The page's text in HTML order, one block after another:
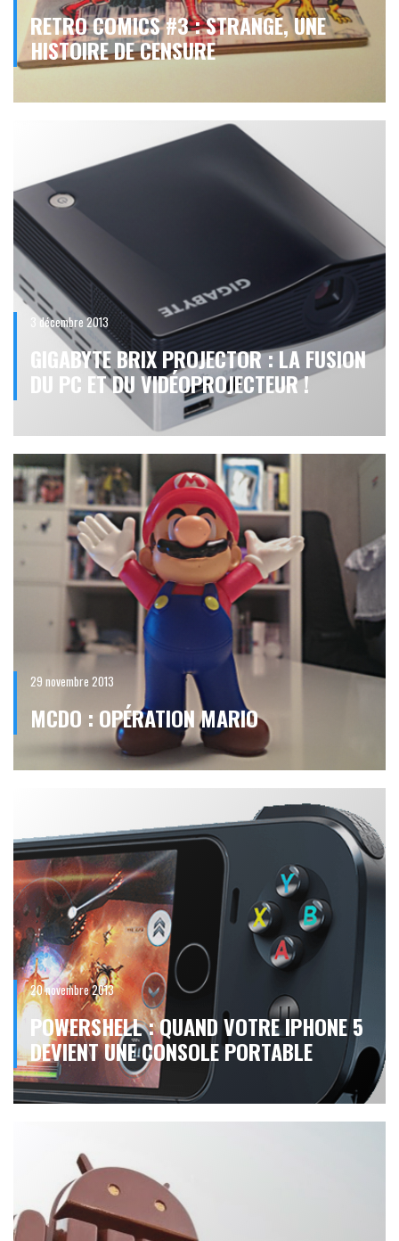
RETRO COMICS #3 : STRANGE, UNE
HISTOIRE DE CENSURE
3 décembre 2013
GIGABYTE BRIX PROJECTOR : LA FUSION
DU PC ET DU VIDÉOPROJECTEUR !
29 novembre 2013
MCDO : OPÉRATION MARIO
20 novembre 2013
POWERSHELL : QUAND VOTRE IPHONE 5
DEVIENT UNE CONSOLE PORTABLE